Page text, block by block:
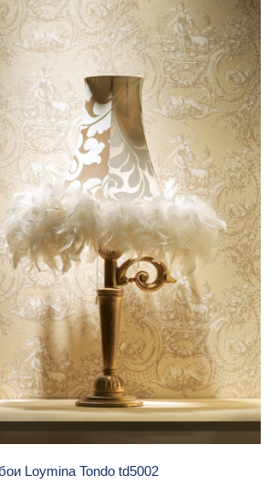
Loymina Tondo td5002